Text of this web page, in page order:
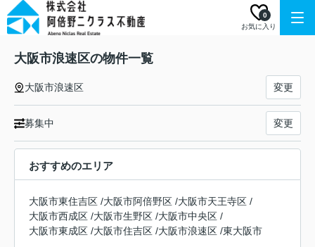
お気に入り
0
大阪市浪速区の物件一覧
大阪市浪速区 変更
募集中 変更
おすすめのエリア
大阪市東住吉区 /大阪市阿倍野区 /大阪市天王寺区 /
大阪市西成区 /大阪市生野区 /大阪市中央区 /
大阪市東成区 /大阪市住吉区 /大阪市浪速区 /東大阪市